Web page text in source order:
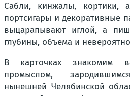
Сабли, кинжалы, кортики,
портсигары и декоративные
выцарапывают иглой, а
глубины, объема и
В карточках знакомим
промыслом,
нынешней Челябинской